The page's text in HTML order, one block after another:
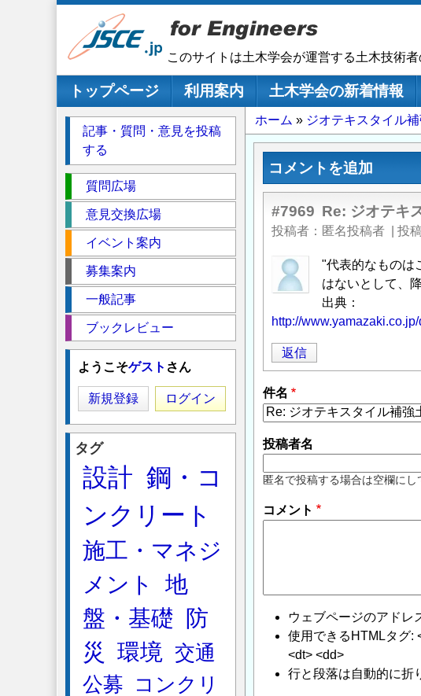
このサイトは土木学会が運営する土木技術
メインナビゲーション
トップページ 利用案内 土木学会の新着情報
パ
ン
ず
ホーム ジオテキスタイル
コメントを追加
#7969 Re: ジオテキ
投稿者 匿名投稿者 投
"代表的なものは
はないとして、
出典：
http://
返信
件名
投稿者名
匿名で投稿する場合は空欄にし
コメント
ウェブページのアドレ
使用できるHTMLタグ:
<dt> <dd>
行と段落は自動的に折
記事・質問・意見を投稿
する
ク
シ
質問広場
意見交換広場
イベント案内
募集案内
一般記事
ブックレビュー
ようこそゲスト さん
新規登録 ログイン
タグ
設計 鋼・コ
ンクリート
施工・マネジ
メント
地
盤・基礎
防
災
環境 交通
公募
コンクリ